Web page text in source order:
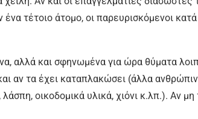
τέτοιο άτομο, οι παρευρισκόμενοι
αλλά και σφηνωμένα για ώρα θύματα
αν τα έχει καταπλακώσει (άλλα
οικοδομικά υλικά, χιόνι κ.λπ.). Αν μη